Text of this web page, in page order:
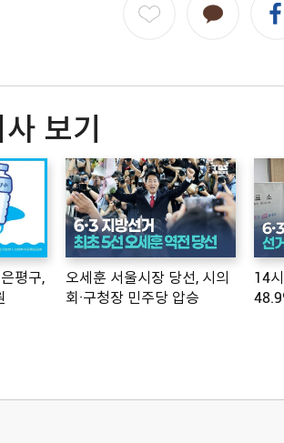
보기
평구,
오세훈 서울시장 당선, 시의
회·구청장 민주당 압승
14